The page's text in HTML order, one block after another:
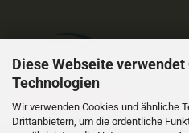
Diese Webseite
Technologien
Wir verwenden Cookies und ähnliche
Drittanbietern, um die ordentliche